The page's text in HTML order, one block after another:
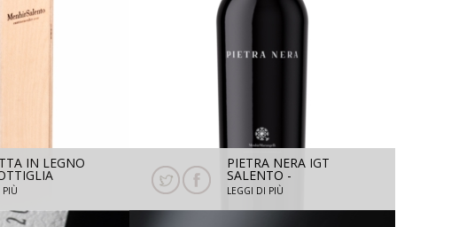
IN LEGNO
1,5 L
PIÙ
PIETRA NERA IGT
SALENTO -
SUSUMANIELLO 2024 -
750 ML
LEGGI DI PIÙ